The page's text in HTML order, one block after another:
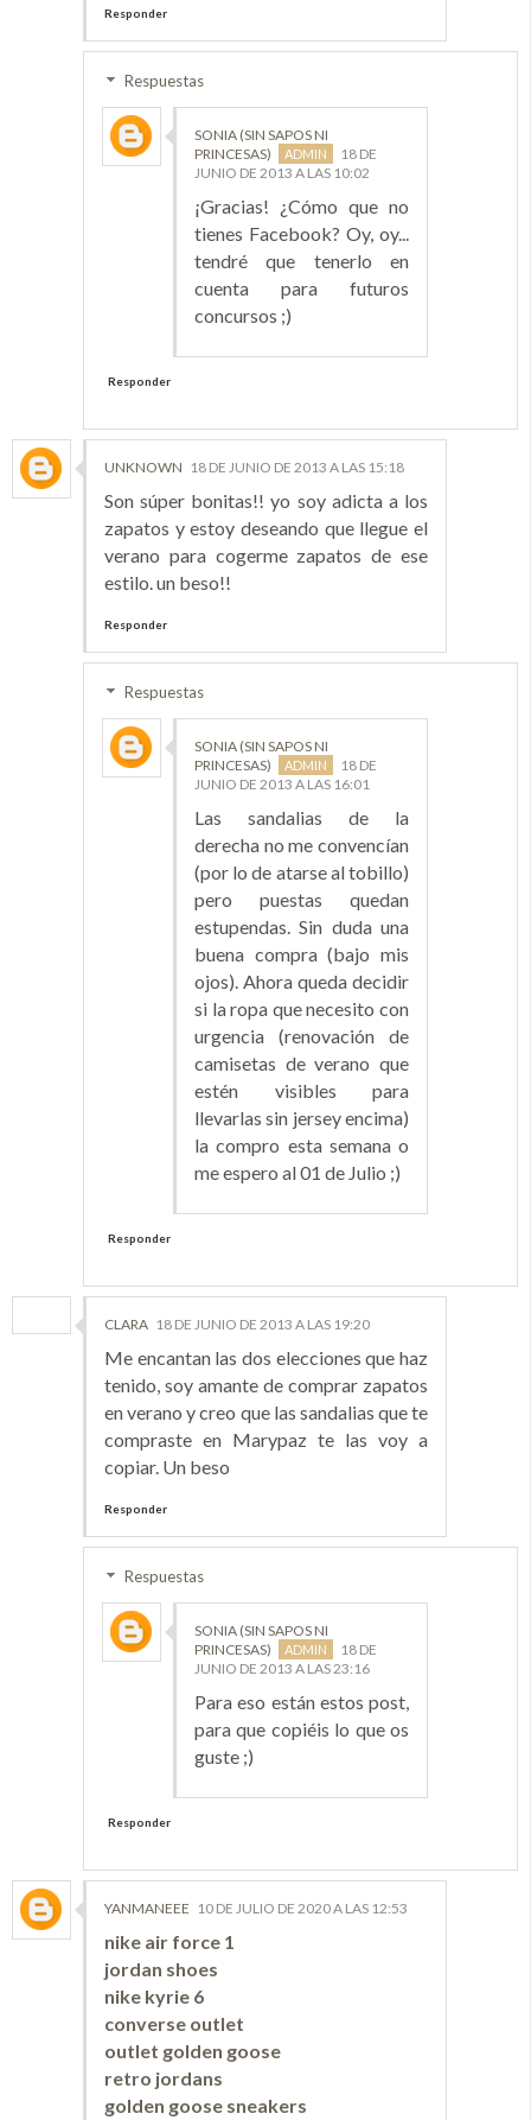
Responder
Respuestas
SONIA (SIN SAPOS NI
PRINCESAS)
18 DE
JUNIO DE 2013 A LAS 10:02
¡Gracias! ¿Cómo que no
tienes Facebook? Oy, oy...
tendré que tenerlo en
cuenta para futuros
concursos ;)
Responder
UNKNOWN 18 DE JUNIO DE 2013 A LAS 15:18
Son súper bonitas!! yo soy adicta a los
zapatos y estoy deseando que llegue el
verano para cogerme zapatos de ese
estilo. un beso!!
Responder
Respuestas
SONIA (SIN SAPOS NI
PRINCESAS)
18 DE
JUNIO DE 2013 A LAS 16:01
Las sandalias de la
derecha no me convencían
(por lo de atarse al tobillo)
pero puestas quedan
estupendas. Sin duda una
buena compra (bajo mis
ojos). Ahora queda decidir
si la ropa que necesito con
urgencia (renovación de
camisetas de verano que
estén visibles para
llevarlas sin jersey encima)
la compro esta semana o
me espero al 01 de Julio ;)
Responder
CLARA 18 DE JUNIO DE 2013 A LAS 19:20
Me encantan las dos elecciones que haz
tenido, soy amante de comprar zapatos
en verano y creo que las sandalias que te
compraste en Marypaz te las voy a
copiar. Un beso
Responder
Respuestas
SONIA (SIN SAPOS NI
PRINCESAS)
18 DE
JUNIO DE 2013 A LAS 23:16
Para eso están estos post,
para que copiéis lo que os
guste ;)
Responder
YANMANEEE 10 DE JULIO DE 2020 A LAS 12:53
nike air force 1
jordan shoes
nike kyrie 6
converse outlet
outlet golden goose
retro jordans
golden goose sneakers